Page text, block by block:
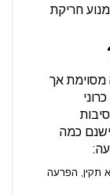
חריקת
מסוימת אך
כרוני
ישנם כמה
תקין, הפרעה